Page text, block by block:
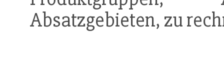
Absatzgebieten, zu